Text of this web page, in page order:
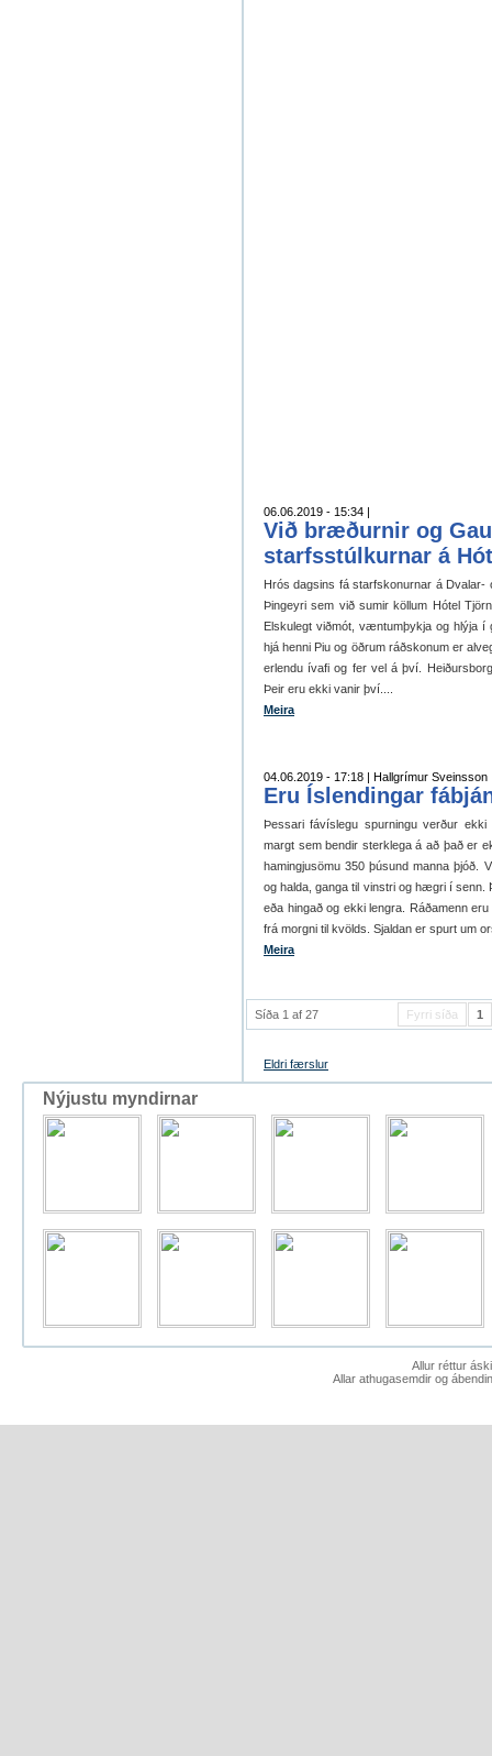
06.06.2019 - 15:34 |
Við bræðurnir og
starfsstúlkurnar á
Hrós dagsins fá starfskonurnar á Dvalar-
Þingeyri sem við sumir köllum Hótel
Elskulegt viðmót, væntumþykja og hlýja í
hjá henni Piu og öðrum ráðskonum er
erlendu ívafi og fer vel á því.
Þeir eru ekki vanir því....
Meira
04.06.2019 - 17:18 | Hallgrímur Sveinsson
Eru Íslendingar
Þessari fávíslegu spurningu verður
margt sem bendir sterklega á að það er
hamingjusömu 350 þúsund manna þjóð.
og halda, ganga til vinstri og hægri í senn.
eða hingað og ekki lengra. Ráðamenn
frá morgni til kvölds. Sjaldan er spurt um
Meira
Fyrri síða 1
Síða 1 af 27
Eldri færslur
Nýjustu myndirnar
Allur réttur
Allar athugasemdir og